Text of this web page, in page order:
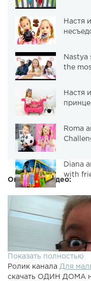
Настя
Nastya
the
Настя
Roma
Diana
with
Описание видео:
Показать полностью
Ролик канала Для
скачать ОДИН ДОМА